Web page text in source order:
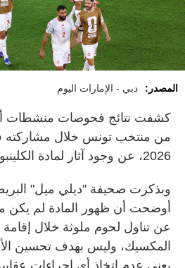
المصدر: دبي - الإمارات اليوم
كشفت نتائج فحوصات منشطات
من منتخب تونس خلال مشاركته
2026، عن وجود آثار لمادة الكلينبوتيرول المحظورة.
وبذكرت صحيفة "ديلي ميل"
أوضحت أن ظهور المادة لم يكن
عن تناول لحوم ملوثة خلال
المكسيك، وليس بهدف تحسين
يعني عدم اتخاذ أي إجراءات